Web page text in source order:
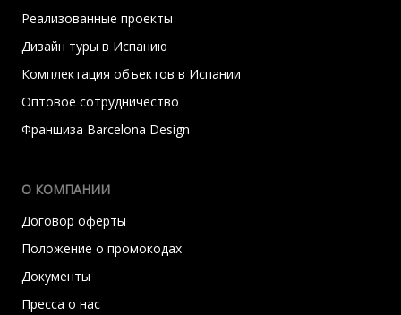
Реализованные проекты
Дизайн туры в Испанию
Комплектация объектов в Испании
Оптовое сотрудничество
Франшиза Barcelona Design
О КОМПАНИИ
Договор оферты
Положение о промокодах
Документы
Пресса о нас